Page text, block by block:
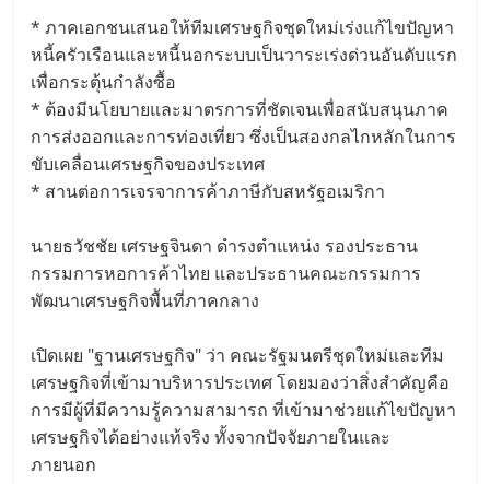
* ภาคเอกชนเสนอให้ทีมเศรษฐกิจชุดใหม่เร่งแก้ไขปัญหา
หนี้ครัวเรือนและหนี้นอกระบบเป็นวาระเร่งด่วนอันดับแรก
เพื่อกระตุ้นกำลังซื้อ
* ต้องมีนโยบายและมาตรการที่ชัดเจนเพื่อสนับสนุนภาค
การส่งออกและการท่องเที่ยว ซึ่งเป็นสองกลไกหลักในการ
ขับเคลื่อนเศรษฐกิจของประเทศ
* สานต่อการเจรจาการค้าภาษีกับสหรัฐอเมริกา
นายธวัชชัย เศรษฐจินดา ดำรงตำแหน่ง รองประธาน
กรรมการหอการค้าไทย และประธานคณะกรรมการ
พัฒนาเศรษฐกิจพื้นที่ภาคกลาง
เปิดเผย "ฐานเศรษฐกิจ" ว่า คณะรัฐมนตรีชุดใหม่และทีม
เศรษฐกิจที่เข้ามาบริหารประเทศ โดยมองว่าสิ่งสำคัญคือ
การมีผู้ที่มีความรู้ความสามารถ ที่เข้ามาช่วยแก้ไขปัญหา
เศรษฐกิจได้อย่างแท้จริง ทั้งจากปัจจัยภายในและ
ภายนอก